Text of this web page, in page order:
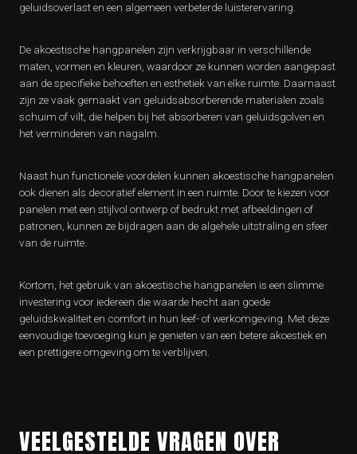
geluidsoverlast en een algemeen verbeterde luisterervaring.
De akoestische hangpanelen zijn verkrijgbaar in verschillende
maten, vormen en kleuren, waardoor ze kunnen worden aangepast
aan de specifieke behoeften en esthetiek van elke ruimte. Daarnaast
zijn ze vaak gemaakt van geluidsabsorberende materialen zoals
schuim of vilt, die helpen bij het absorberen van geluidsgolven en
het verminderen van nagalm.
Naast hun functionele voordelen kunnen akoestische hangpanelen
ook dienen als decoratief element in een ruimte. Door te kiezen voor
panelen met een stijlvol ontwerp of bedrukt met afbeeldingen of
patronen, kunnen ze bijdragen aan de algehele uitstraling en sfeer
van de ruimte.
Kortom, het gebruik van akoestische hangpanelen is een slimme
investering voor iedereen die waarde hecht aan goede
geluidskwaliteit en comfort in hun leef- of werkomgeving. Met deze
eenvoudige toevoeging kun je genieten van een betere akoestiek en
een prettigere omgeving om te verblijven.
VEELGESTELDE VRAGEN OVER